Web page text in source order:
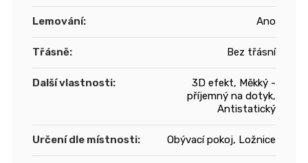
Lemování: Ano
Třásně: Bez třásní
Další vlastnosti:
3D efekt, Měkký -
příjemný na dotyk,
Antistatický
Určení dle místnosti: Obývací pokoj, Ložnice